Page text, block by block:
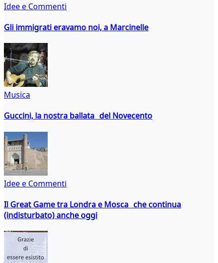
Idee e Commenti
Gli immigrati eravamo noi, a Marcinelle
Musica
Guccini, la nostra ballata del Novecento
Idee e Commenti
Il Great Game tra Londra e Mosca che continua
(indisturbato) anche oggi